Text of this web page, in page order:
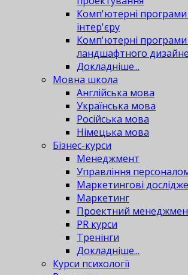
Комп'ютерні програми
інтер'єру
Комп'ютерні програми
ландшафтного
Докладніше...
Мовна школа
Англійська мова
Українська мова
Російська мова
Німецька мова
Бізнес-курси
Менеджмент
Управління
Маркетингові
Маркетинг
Проектний
PR курси
Тренінги
Докладніше...
Курси психології